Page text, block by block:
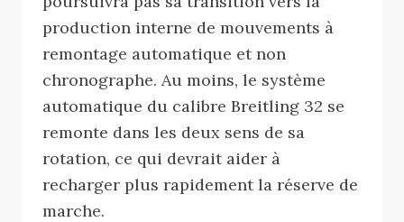
production interne de mouvements à
remontage automatique et non
chronographe. Au moins, le système
automatique du calibre Breitling 32 se
remonte dans les deux sens de sa
rotation, ce qui devrait aider à
recharger plus rapidement la réserve de
marche.